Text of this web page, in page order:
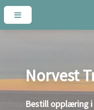
Norvest
Bestill opplæring